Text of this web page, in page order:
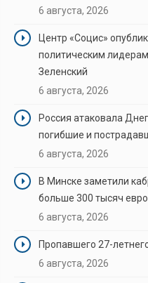
6 августа, 2026
Центр «Социс»
политическим
Зеленский
6 августа, 2026
Россия атаковала
погибшие и
6 августа, 2026
В Минске заметили
больше 300 тысяч евро
6 августа, 2026
Пропавшего 27-
6 августа, 2026